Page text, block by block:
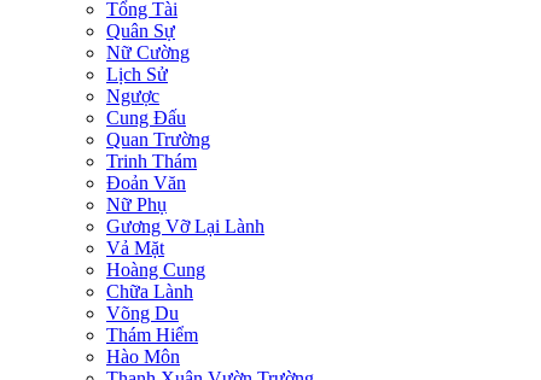
Tổng Tài
Quân Sự
Nữ Cường
Lịch Sử
Ngược
Cung Đấu
Quan Trường
Trinh Thám
Đoản Văn
Nữ Phụ
Gương Vỡ Lại Lành
Vả Mặt
Hoàng Cung
Chữa Lành
Võng Du
Thám Hiểm
Hào Môn